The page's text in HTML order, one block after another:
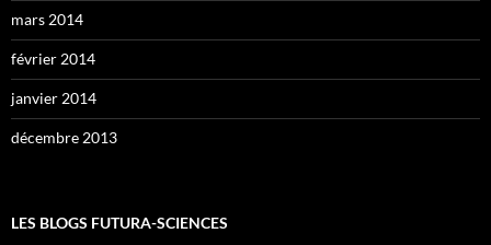
mars 2014
février 2014
janvier 2014
décembre 2013
LES BLOGS FUTURA-SCIENCES